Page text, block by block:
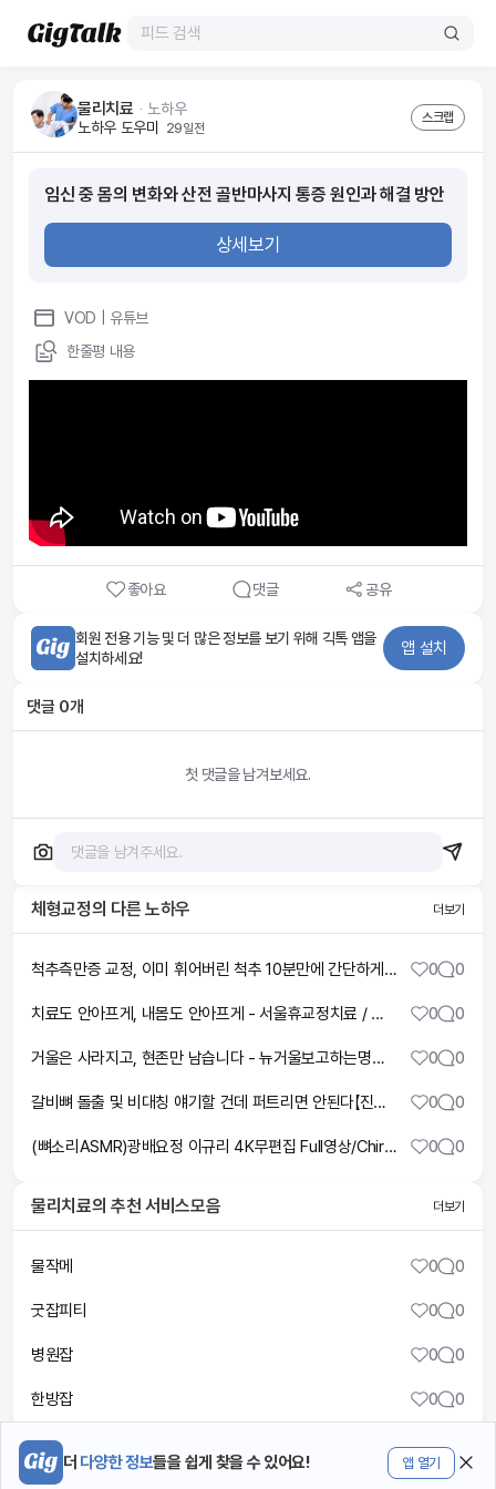
더 다양한 정보들을 쉽게 찾을 수 있어요! 앱 열기
물리치료 ᆞ 노하우
노하우 도우미
29일전
스크랩
임신 중 몸의 변화와 산전 골반마사지 통증 원인과 해결 방안
상세보기
VOD | 유튜브
한줄평 내용
좋아요 댓글 공유
회원 전용 기능 및 더 많은 정보를 보기 위해 긱톡 앱을
설치하세요!
앱 설치
댓글 0개
첫 댓글을 남겨보세요.
체형교정의 다른 노하우 더보기
척추측만증 교정, 이미 휘어버린 척추 10분만에 간단하게 펴는법 0 0
치료도 안아프게, 내몸도 안아프게 - 서울휴교정치료 / 분당재활의학과 0 0
거울은 사라지고, 현존만 남습니다 - 뉴거울보고하는명상 3 0 0
갈비뼈 돌출 및 비대칭 얘기할 건데 퍼트리면 안된다【진화력4】 0 0
(뼈소리ASMR)광배요정 이규리 4K무편집 Full영상/Chiropractic Full Body Cracking&Adjustment ASMR-JK메디컬교정센터 0 0
물리치료의 추천 서비스모음 더보기
물작메 0 0
굿잡피티 0 0
병원잡 0 0
한방잡 0 0
메디플 0